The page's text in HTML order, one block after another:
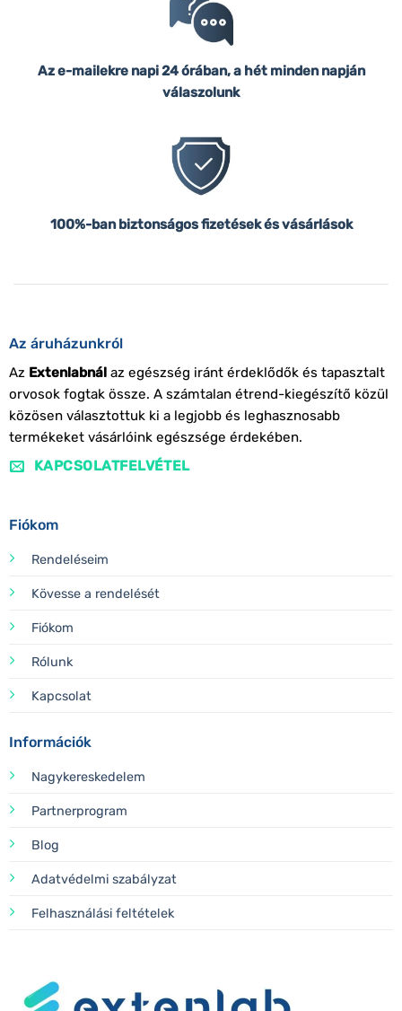
Az e-mailekre napi 24 órában, a hét minden napján
válaszolunk
100%-ban biztonságos fizetések és vásárlások
Az áruházunkról
Az Extenlabnálaz egészség iránt érdeklődők és tapasztalt
orvosok fogtak össze. A számtalan étrend-kiegészítő közül
közösen választottuk ki a legjobb és leghasznosabb
termékeket vásárlóink egészsége érdekében.
KAPCSOLATFELVÉTEL
Fiókom
Rendeléseim
Kövesse a rendelését
Fiókom
Rólunk
Kapcsolat
Információk
Nagykereskedelem
Partnerprogram
Blog
Adatvédelmi szabályzat
Felhasználási feltételek